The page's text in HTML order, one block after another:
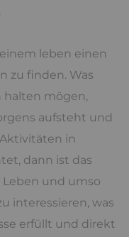
leben einen
zu finden. Was
halten mögen,
aufsteht und
in
dann ist das
und umso
interessieren, was
erfüllt und direkt